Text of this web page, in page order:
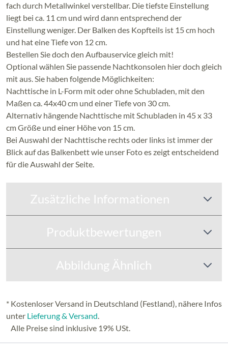
fach durch Metallwinkel verstellbar. Die tiefste Einstellung
liegt bei ca. 11 cm und wird dann entsprechend der
Einstellung weniger. Der Balken des Kopfteils ist 15 cm hoch
und hat eine Tiefe von 12 cm.
Bestellen Sie doch den Aufbauservice gleich mit!
Optional wählen Sie passende Nachtkonsolen hier doch gleich
mit aus. Sie haben folgende Möglichkeiten:
Nachttische in L-Form mit oder ohne Schubladen, mit den
Maßen ca. 44x40 cm und einer Tiefe von 30 cm.
Alternativ hängende Nachttische mit Schubladen in 45 x 33
cm Größe und einer Höhe von 15 cm.
Bei Auswahl der Nachttische rechts oder links ist immer der
Blick auf das Balkenbett wie unser Foto es zeigt entscheidend
für die Auswahl der Seite.
Zusätzliche Informationen
Produktbewertungen
Abbildung Ähnlich
* Kostenloser Versand in Deutschland (Festland), nähere Infos
unter Lieferung & Versand.
Alle Preise sind inklusive 19% USt.